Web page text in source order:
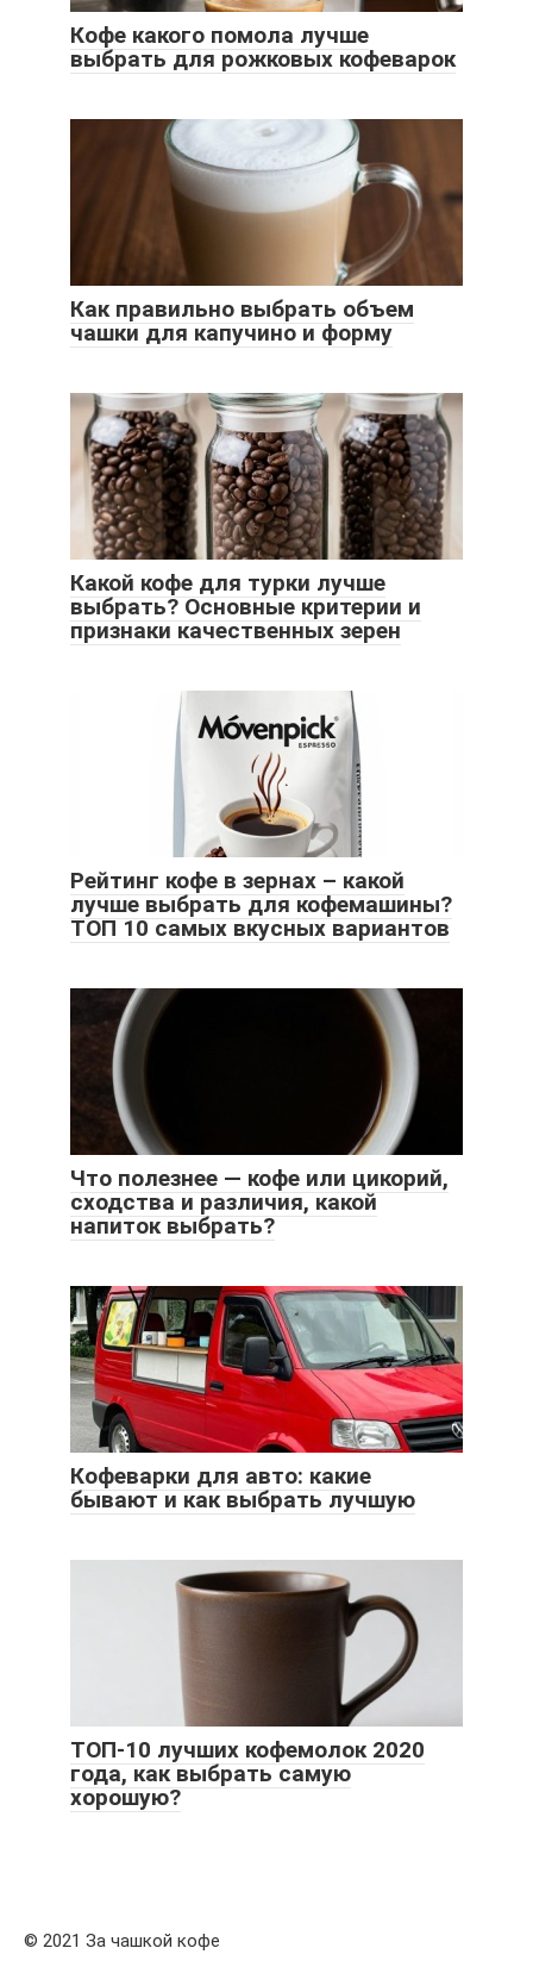
Кофе какого помола лучше
выбрать для рожковых кофеварок
Как правильно выбрать объем
чашки для капучино и форму
Какой кофе для турки лучше
выбрать? Основные критерии и
признаки качественных зерен
Рейтинг кофе в зернах – какой
лучше выбрать для кофемашины?
ТОП 10 самых вкусных вариантов
Что полезнее — кофе или цикорий,
сходства и различия, какой
напиток выбрать?
Кофеварки для авто: какие
бывают и как выбрать лучшую
ТОП-10 лучших кофемолок 2020
года, как выбрать самую
хорошую?
© 2021 За чашкой кофе